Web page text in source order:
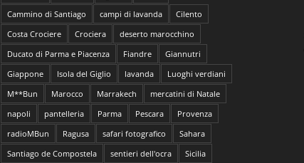
Cammino di Santiago
campi di lavanda
Cilento
Costa Crociere
Crociera
deserto marocchino
Ducato di Parma e Piacenza
Fiandre
Giannutri
Giappone
Isola del Giglio lavanda
Luoghi verdiani
M**Bun
Marocco Marrakech
mercatini di Natale
napoli
pantelleria Parma Pescara
Provenza
radioMBun
Ragusa safari fotografico
Sahara
Santiago de Compostela
sentieri dell'ocra
Sicilia